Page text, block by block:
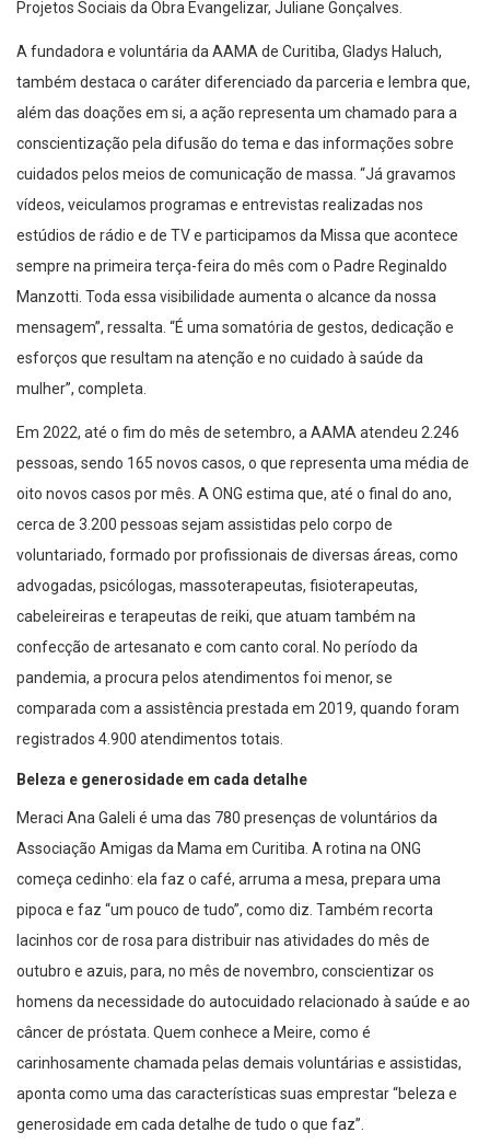
Projetos Sociais da Obra Evangelizar, Juliane Gonçalves.
A fundadora e voluntária da AAMA de Curitiba, Gladys Haluch,
também destaca o caráter diferenciado da parceria e lembra que,
além das doações em si, a ação representa um chamado para a
conscientização pela difusão do tema e das informações sobre
cuidados pelos meios de comunicação de massa. “Já gravamos
vídeos, veiculamos programas e entrevistas realizadas nos
estúdios de rádio e de TV e participamos da Missa que acontece
sempre na primeira terça-feira do mês com o Padre Reginaldo
Manzotti. Toda essa visibilidade aumenta o alcance da nossa
mensagem”, ressalta. “É uma somatória de gestos, dedicação e
esforços que resultam na atenção e no cuidado à saúde da
mulher”, completa.
Em 2022, até o fim do mês de setembro, a AAMA atendeu 2.246
pessoas, sendo 165 novos casos, o que representa uma média de
oito novos casos por mês. A ONG estima que, até o final do ano,
cerca de 3.200 pessoas sejam assistidas pelo corpo de
voluntariado, formado por profissionais de diversas áreas, como
advogadas, psicólogas, massoterapeutas, fisioterapeutas,
cabeleireiras e terapeutas de reiki, que atuam também na
confecção de artesanato e com canto coral. No período da
pandemia, a procura pelos atendimentos foi menor, se
comparada com a assistência prestada em 2019, quando foram
registrados 4.900 atendimentos totais.
Beleza e generosidade em cada detalhe
Meraci Ana Galeli é uma das 780 presenças de voluntários da
Associação Amigas da Mama em Curitiba. A rotina na ONG
começa cedinho: ela faz o café, arruma a mesa, prepara uma
pipoca e faz “um pouco de tudo”, como diz. Também recorta
lacinhos cor de rosa para distribuir nas atividades do mês de
outubro e azuis, para, no mês de novembro, conscientizar os
homens da necessidade do autocuidado relacionado à saúde e ao
câncer de próstata. Quem conhece a Meire, como é
carinhosamente chamada pelas demais voluntárias e assistidas,
aponta como uma das características suas emprestar “beleza e
generosidade em cada detalhe de tudo o que faz”.